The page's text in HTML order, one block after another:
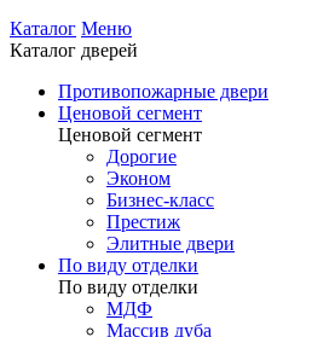
Каталог Меню
Каталог дверей
Противопожарные двери
Ценовой сегмент
Ценовой сегмент
Дорогие
Эконом
Бизнес-класс
Престиж
Элитные двери
По виду отделки
По виду отделки
МДФ
Массив дуба